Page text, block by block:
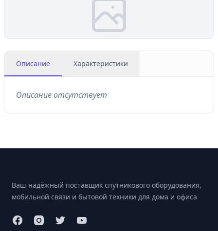
Описание Характеристики
Описание отсутствует
Ваш надёжный поставщик спутникового оборудования,
мобильной связи и бытовой техники для дома и офиса